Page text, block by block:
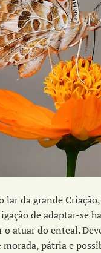
lar da grande
de adaptar-se
atuar do enteal.
morada, pátria e